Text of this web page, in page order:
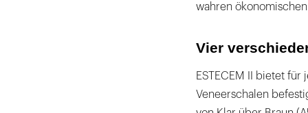
wahren
Vier
ESTECEM II bietet
Veneerschalen